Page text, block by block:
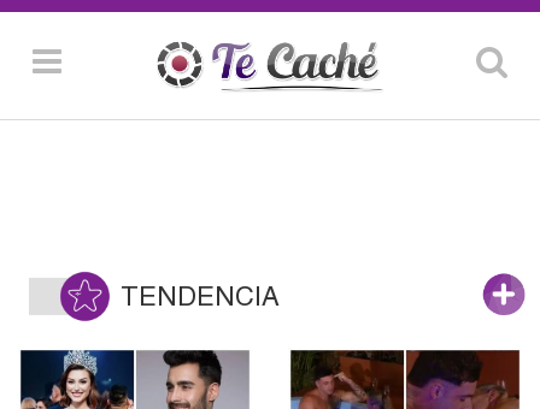
TENDENCIA